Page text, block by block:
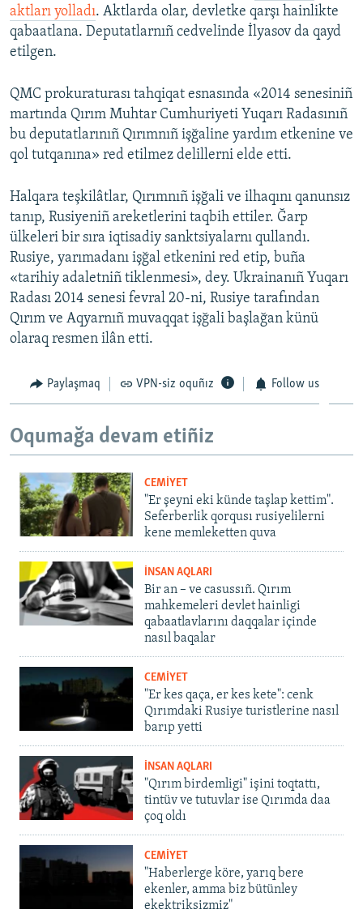
aktları yolladı. Aktlarda olar, devletke qarşı hainlikte
qabaatlana. Deputatlarnıñ cedvelinde İlyasov da qayd
etilgen.
QMC prokuraturası tahqiqat esnasında «2014 senesiniñ
martında Qırım Muhtar Cumhuriyeti Yuqarı Radasınıñ
bu deputatlarınıñ Qırımnıñ işğaline yardım etkenine ve
qol tutqanına» red etilmez delillerni elde etti.
Halqara teşkilâtlar, Qırımnıñ işğali ve ilhaqını qanunsız
tanıp, Rusiyeniñ areketlerini taqbih ettiler. Ğarp
ülkeleri bir sıra iqtisadiy sanktsiyalarnı qullandı.
Rusiye, yarımadanı işğal etkenini red etip, buña
«tarihiy adaletniñ tiklenmesi», dey. Ukrainanıñ Yuqarı
Radası 2014 senesi fevral 20-ni, Rusiye tarafından
Qırım ve Aqyarnıñ muvaqqat işğali başlağan künü
olaraq resmen ilân etti.
Paylaşmaq VPN-siz oquñız Follow us
Oqumağa devam etiñiz
CEMİYET
"Er şeyni eki künde taşlap kettim".
Seferberlik qorqusı rusiyelilerni
kene memleketten quva
İNSAN AQLARI
Bir an – ve casussıñ. Qırım
mahkemeleri devlet hainligi
qabaatlavlarını daqqalar içinde
nasıl baqalar
CEMİYET
"Er kes qaça, er kes kete": cenk
Qırımdaki Rusiye turistlerine nasıl
barıp yetti
İNSAN AQLARI
"Qırım birdemligi" işini toqtattı,
tintüv ve tutuvlar ise Qırımda daa
çoq oldı
CEMİYET
"Haberlerge köre, yarıq bere
ekenler, amma biz bütünley
ekektriksizmiz"